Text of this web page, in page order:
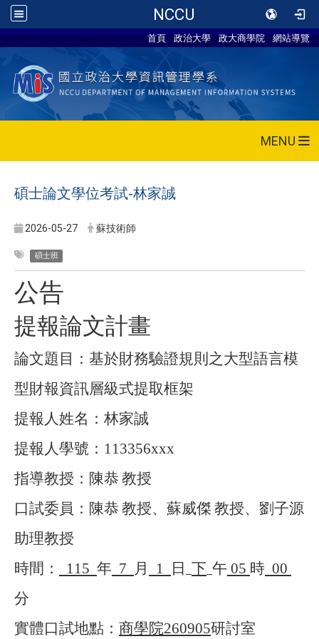
NCCU
首頁 政治大學 政大商學院 網站導覽
MENU
碩士論文學位考試-林家誠
2026-05-27 蘇技術師
碩士班
公告
提報論文計畫
論文題目：基於財務驗證規則之大型語言模
型財報資訊層級式提取框架
提報人姓名：林家誠
提報人學號： 113356xxx
指導教授：陳恭 教授
口試委員：陳恭 教授、蘇威傑教授、劉子源
助理教授
時間：
115 年 7 月 1 日 下 午 05 時 00
分
實體口試地點： 商學院260905研討室